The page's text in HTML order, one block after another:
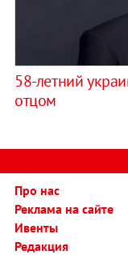
58-летний
отцом
Про нас
Реклама на сайте
Ивенты
Редакция